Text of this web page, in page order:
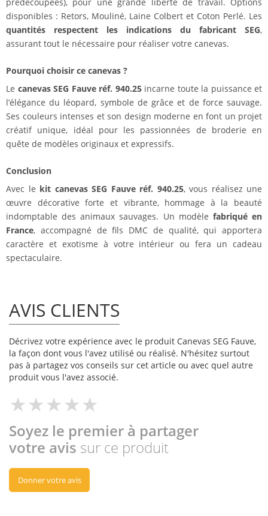
disponibles : Retors, Mouliné, Laine Colbert et Coton Perlé. Les
quantités respectent les indications du fabricant SEG,
assurant tout le nécessaire pour réaliser votre canevas.
Pourquoi choisir ce canevas ?
Le canevas SEG Fauve réf. 940.25incarne toute la puissance et
l’élégance du léopard, symbole de grâce et de force sauvage.
Ses couleurs intenses et son design moderne en font un projet
créatif unique, idéal pour les passionnées de broderie en
quête de modèles originaux et expressifs.
Conclusion
Avec le kit canevas SEG Fauve réf. 940.25, vous réalisez une
œuvre décorative forte et vibrante, hommage à la beauté
indomptable des animaux sauvages. Un modèle fabriqué en
France, accompagné de fils DMC de qualité, qui apportera
caractère et exotisme à votre intérieur ou fera un cadeau
spectaculaire.
AVIS CLIENTS
Décrivez votre expérience avec le produit Canevas SEG Fauve,
la façon dont vous l'avez utilisé ou réalisé. N'hésitez surtout
pas à partagez vos conseils sur cet article ou avec quel autre
produit vous l'avez associé.
Soyez le premier à partager
votre avis sur ce produit
Donner votre avis